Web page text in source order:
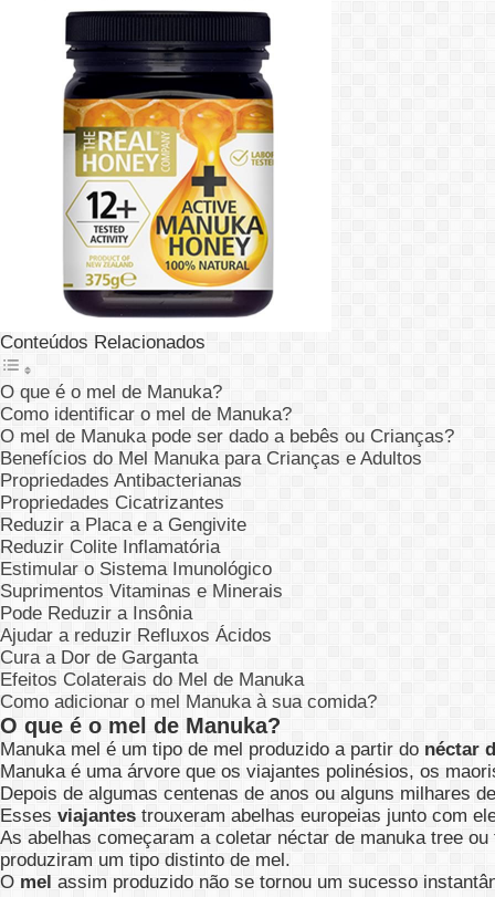
Conteúdos Relacionados
O que é o mel de Manuka?
Como identificar o mel de Manuka?
O mel de Manuka pode ser dado a bebês ou Crianças?
Benefícios do Mel Manuka para Crianças e Adultos
Propriedades Antibacterianas
Propriedades Cicatrizantes
Reduzir a Placa e a Gengivite
Reduzir Colite Inflamatória
Estimular o Sistema Imunológico
Suprimentos Vitaminas e Minerais
Pode Reduzir a Insônia
Ajudar a reduzir Refluxos Ácidos
Cura a Dor de Garganta
Efeitos Colaterais do Mel de Manuka
Como adicionar o mel Manuka à sua comida?
O que é o mel de Manuka?
Manuka mel é um tipo de mel produzido a partir do néctar
Manuka é uma árvore que os viajantes polinésios, os
Depois de algumas centenas de anos ou alguns milhares
Esses viajantes trouxeram abelhas europeias junto com
As abelhas começaram a coletar néctar de manuka tree
produziram um tipo distinto de mel.
O mel assim produzido não se tornou um sucesso